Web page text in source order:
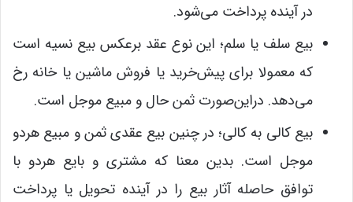
در آینده پرداخت می‌شود.
بیع سلف یا سلم؛ این نوع عقد برعکس بیع نسیه است
که معمولا برای پیش‌خرید یا فروش ماشین یا خانه رخ
می‌دهد. دراین‌صورت ثمن حال و مبیع موجل است.
بیع کالی به کالی؛ در چنین بیع عقدی ثمن و مبیع هردو
موجل است. بدین معنا که مشتری و بایع هردو با
توافق حاصله آثار بیع را در آینده تحویل یا پرداخت